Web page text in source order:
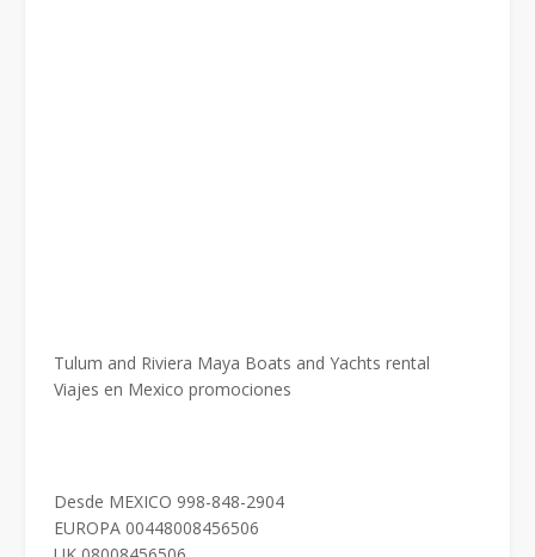
Tulum and Riviera Maya Boats and Yachts rental
Viajes en Mexico promociones
Desde MEXICO 998-848-2904
EUROPA 00448008456506